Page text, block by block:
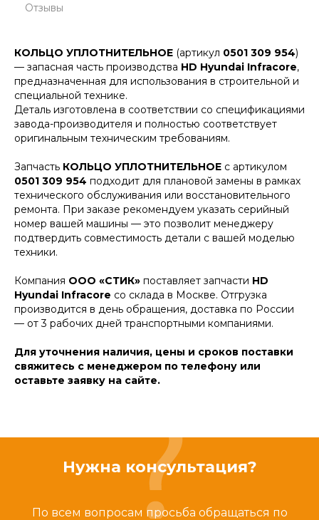
Отзывы
КОЛЬЦО УПЛОТНИТЕЛЬНОЕ (артикул 0501 309 954)
— запасная часть производства HD Hyundai Infracore,
предназначенная для использования в строительной и
специальной технике.
Деталь изготовлена в соответствии со спецификациями
завода-производителя и полностью соответствует
оригинальным техническим требованиям.
Запчасть КОЛЬЦО УПЛОТНИТЕЛЬНОЕ с артикулом
0501 309 954 подходит для плановой замены в рамках
технического обслуживания или восстановительного
ремонта. При заказе рекомендуем указать серийный
номер вашей машины — это позволит менеджеру
подтвердить совместимость детали с вашей моделью
техники.
Компания ООО «СТИК» поставляет запчасти HD
Hyundai Infracore со склада в Москве. Отгрузка
производится в день обращения, доставка по России
— от 3 рабочих дней транспортными компаниями.
Для уточнения наличия, цены и сроков поставки
свяжитесь с менеджером по телефону или
оставьте заявку на сайте.
Нужна консультация?
По всем вопросам просьба обращаться по